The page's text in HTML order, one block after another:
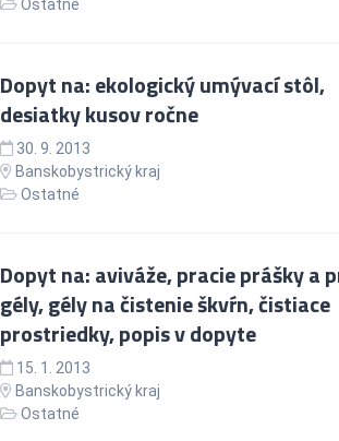
Ostatné
Dopyt na: ekologický umývací stôl,
desiatky kusov ročne
30. 9. 2013
Banskobystrický kraj
Ostatné
Dopyt na: aviváže, pracie prášky a
gély, gély na čistenie škvŕn, čistiace
prostriedky, popis v dopyte
15. 1. 2013
Banskobystrický kraj
Ostatné